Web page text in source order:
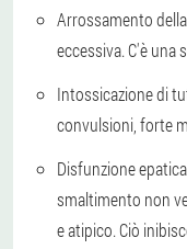
Arrossamento
eccessiva. C'è una
Intossicazione di
convulsioni, forte
Disfunzione
smaltimento non
e atipico. Ciò